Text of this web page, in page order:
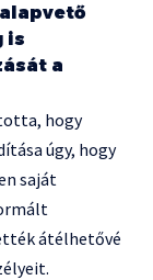
is
a
hogy
úgy, hogy
saját
átélhetővé